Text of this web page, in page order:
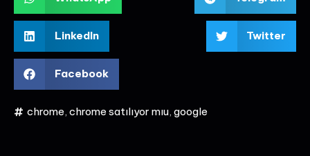
LinkedIn Twitter
Facebook
chrome, chrome satılıyor mıu, google